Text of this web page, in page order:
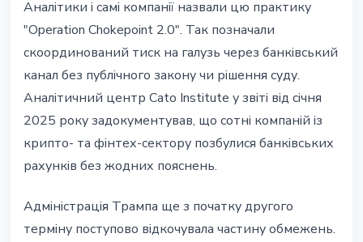
Аналітики і самі компанії назвали цю практику
"Operation Chokepoint 2.0". Так позначали
скоординований тиск на галузь через банківський
канал без публічного закону чи рішення суду.
Аналітичний центр Cato Institute у звіті від січня
2025 року задокументував, що сотні компаній із
крипто- та фінтех-сектору позбулися банківських
рахунків без жодних пояснень.
Адміністрація Трампа ще з початку другого
терміну поступово відкочувала частину обмежень.